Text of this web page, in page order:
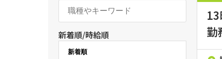
新着順/時給順
勤